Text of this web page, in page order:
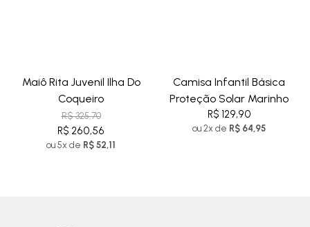
Maiô Rita Juvenil Ilha Do
Coqueiro
R$ 325,70
R$ 260,56
ou 5x de R$ 52,11
Camisa Infantil Básica
Proteção Solar Marinho
R$ 129,90
ou 2x de R$ 64,95